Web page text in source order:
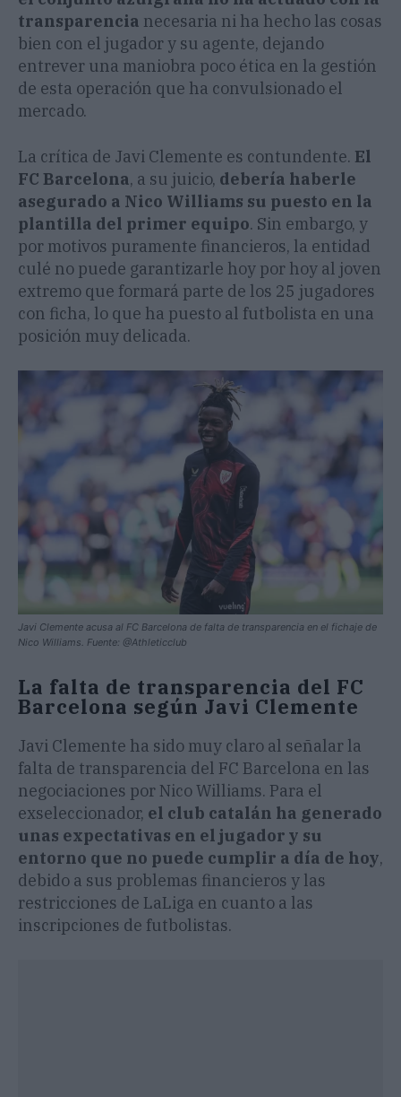
transparencia necesaria ni ha hecho las cosas
bien con el jugador y su agente, dejando
entrever una maniobra poco ética en la gestión
de esta operación que ha convulsionado el
mercado.
La crítica de Javi Clemente es contundente. El
FC Barcelona, a su juicio, debería haberle
asegurado a Nico Williams su puesto en la
plantilla del primer equipo. Sin embargo, y
por motivos puramente financieros, la entidad
culé no puede garantizarle hoy por hoy al joven
extremo que formará parte de los 25 jugadores
con ficha, lo que ha puesto al futbolista en una
posición muy delicada.
Javi Clemente acusa al FC Barcelona de falta de transparencia en el fichaje de
Nico Williams. Fuente: @Athleticclub
La falta de transparencia del FC
Barcelona según Javi Clemente
Javi Clemente ha sido muy claro al señalar la
falta de transparencia del FC Barcelona en las
negociaciones por Nico Williams. Para el
exseleccionador, el club catalán ha generado
unas expectativas en el jugador y su
entorno que no puede cumplir a día de hoy,
debido a sus problemas financieros y las
restricciones de LaLiga en cuanto a las
inscripciones de futbolistas.